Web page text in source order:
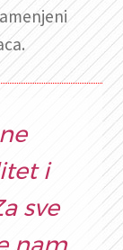
i
sve